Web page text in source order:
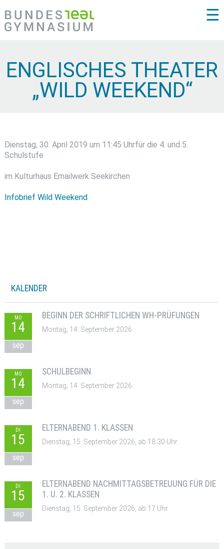
☰
ENGLISCHES THEATER
„WILD WEEKEND“
Dienstag, 30. April 2019 um 11:45 Uhrfür die 4. und 5.
Schulstufe
im Kulturhaus Emailwerk Seekirchen
Infobrief Wild Weekend
KALENDER
MO
14
sep
BEGINN DER SCHRIFTLICHEN WH-PRÜFUNGEN
Montag, 14. September 2026
MO
14
sep
SCHULBEGINN
Montag, 14. September 2026
DI
15
sep
ELTERNABEND 1. KLASSEN
Dienstag, 15. September 2026, ab 18:30 Uhr
DI
15
sep
ELTERNABEND NACHMITTAGSBETREUUNG FÜR DIE
1. U. 2. KLASSEN
Dienstag, 15. September 2026, ab 17 Uhr